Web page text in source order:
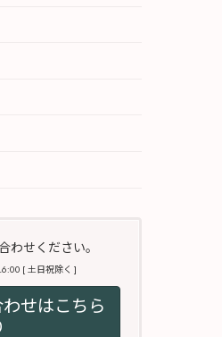
わせください。
[ 土日祝除く ]
せはこちら